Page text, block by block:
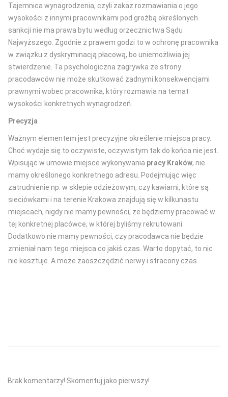
Tajemnica wynagrodzenia, czyli zakaz rozmawiania o jego
wysokości z innymi pracownikami pod groźbą określonych
sankcji nie ma prawa bytu według orzecznictwa Sądu
Najwyższego. Zgodnie z prawem godzi to w ochronę pracownika
w związku z dyskryminacją płacową, bo uniemożliwia jej
stwierdzenie. Ta psychologiczna zagrywka ze strony
pracodawców nie może skutkować żadnymi konsekwencjami
prawnymi wobec pracownika, który rozmawia na temat
wysokości konkretnych wynagrodzeń.
Precyzja
Ważnym elementem jest precyzyjne określenie miejsca pracy.
Choć wydaje się to oczywiste, oczywistym tak do końca nie jest.
Wpisując w umowie miejsce wykonywania pracy Kraków, nie
mamy określonego konkretnego adresu. Podejmując więc
zatrudnienie np. w sklepie odzieżowym, czy kawiarni, które są
sieciówkami i na terenie Krakowa znajdują się w kilkunastu
miejscach, nigdy nie mamy pewności, że będziemy pracować w
tej konkretnej placówce, w której byliśmy rekrutowani.
Dodatkowo nie mamy pewności, czy pracodawca nie będzie
zmieniał nam tego miejsca co jakiś czas. Warto dopytać, to nic
nie kosztuje. A może zaoszczędzić nerwy i stracony czas.
Brak komentarzy! Skomentuj jako pierwszy!